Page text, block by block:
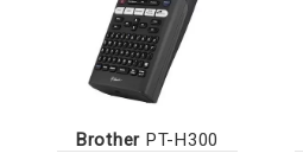
Brother PT-H300